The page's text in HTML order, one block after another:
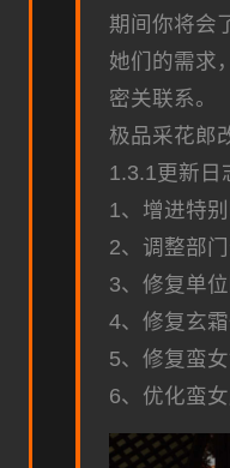
期间你将会
她们的需求
密关联系。
极品采花郎
1.3.1更新日
1、增进特
2、调整部
3、修复单
4、修复玄
5、修复蛮
6、优化蛮